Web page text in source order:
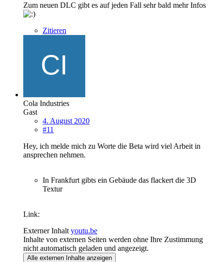
Zum neuen DLC gibt es auf jeden Fall sehr bald mehr Infos
Zitieren
Cola Industries
Gast
4. August 2020
#11
Hey, ich melde mich zu Worte die Beta wird viel Arbeit in
ansprechen nehmen.
In Frankfurt gibts ein Gebäude das flackert die 3D
Textur
Link:
Externer Inhalt youtu.be
Inhalte von externen Seiten werden ohne Ihre Zustimmung
nicht automatisch geladen und angezeigt.
Alle externen Inhalte anzeigen